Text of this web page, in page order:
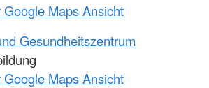
Google Maps Ansicht
Gesundheitszentrum
Google Maps Ansicht